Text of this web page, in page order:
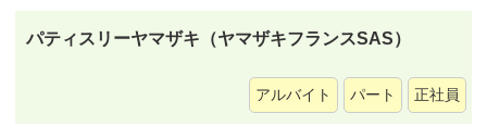
パティスリーヤマザキ（ヤマザキフランスSAS）
アルバイト パート 正社員